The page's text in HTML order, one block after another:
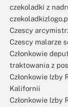
czekoladki z
Czescy
Czescy malarze
Członkowie
traktowania z
Członkowie Izby
Kalifornii
Członkowie Izby